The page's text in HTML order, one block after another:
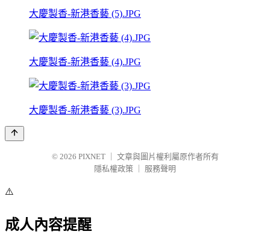
大慶製香-新港香藝 (5).JPG
大慶製香-新港香藝 (4).JPG
大慶製香-新港香藝 (3).JPG
© 2026 PIXNET
文章與圖片權利屬原作者所有
隱私權政策
服務聲明
⚠️
成人內容提醒